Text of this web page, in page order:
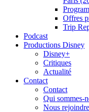
Offres
Trip
Podcast
Productions Disney
Disney+
Critiques
Actualité
Contact
Contact
Qui sommes-
Nous rejoindre